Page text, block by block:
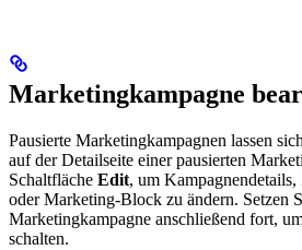
Marketingkampagne
Pausierte Marketingkampagnen lassen
auf der Detailseite einer pausierten
Schaltfläche Edit, um
oder Marketing-Block zu ändern. Setzen
Marketingkampagne anschließend fort,
schalten.